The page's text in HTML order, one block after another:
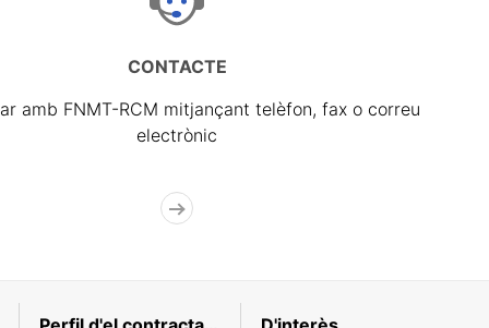
CONTACTE
amb FNMT-RCM mitjançant telèfon, fax o correu
electrònic